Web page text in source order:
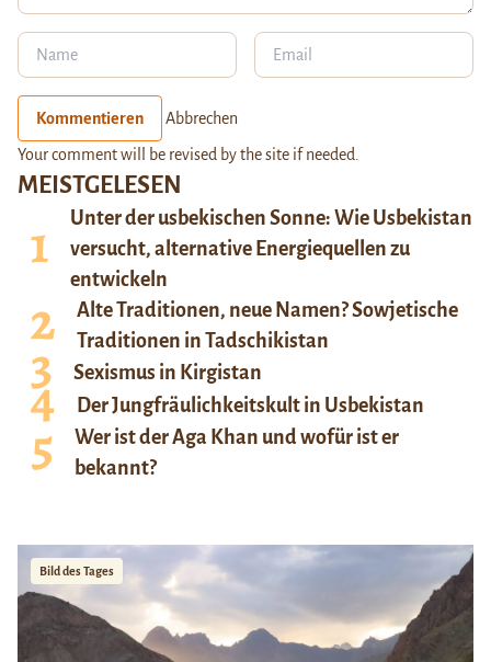
MEISTGELESEN
Unter der usbekischen Sonne: Wie Usbekistan
versucht, alternative Energiequellen zu
entwickeln
Alte Traditionen, neue Namen? Sowjetische
Traditionen in Tadschikistan
Sexismus in Kirgistan
Der Jungfräulichkeitskult in Usbekistan
Wer ist der Aga Khan und wofür ist er
bekannt?
Bild des Tages
Kommentieren Abbrechen
Your comment will be revised by the site if needed.